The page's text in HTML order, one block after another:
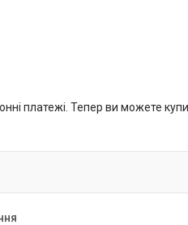
платежі. Тепер ви можете